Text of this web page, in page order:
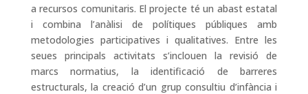
a recursos comunitaris. El projecte té un abast estatal
i combina l’anàlisi de polítiques públiques amb
metodologies participatives i qualitatives. Entre les
seues principals activitats s’inclouen la revisió de
marcs normatius, la identificació de barreres
estructurals, la creació d’un grup consultiu d’infància i